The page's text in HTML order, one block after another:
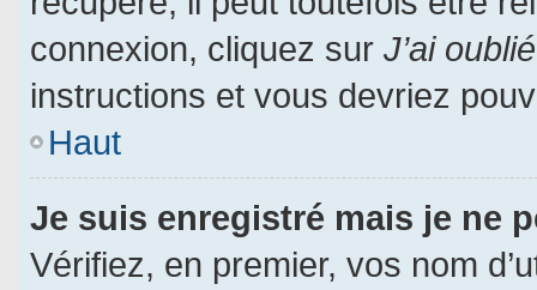
connexion, cliquez sur J’ai
instructions et vous devriez
Haut
Je suis enregistré mais je ne
Vérifiez, en premier, vos nom